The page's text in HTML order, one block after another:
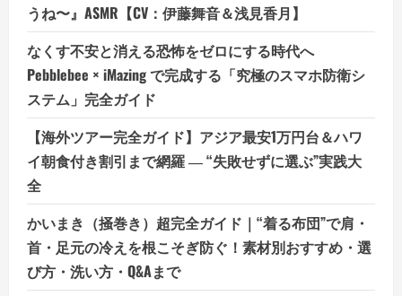
うね〜』ASMR【CV：伊藤舞音＆浅見香月】
なくす不安と消える恐怖をゼロにする時代へ
Pebblebee × iMazing で完成する「究極のスマホ防衛シ
ステム」完全ガイド
【海外ツアー完全ガイド】アジア最安1万円台＆ハワ
イ朝食付き割引まで網羅 ― “失敗せずに選ぶ”実践大
全
かいまき（掻巻き）超完全ガイド｜“着る布団”で肩・
首・足元の冷えを根こそぎ防ぐ！素材別おすすめ・選
び方・洗い方・Q&Aまで